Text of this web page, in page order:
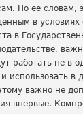
По её словам,
в условиях
в
работать не в
использовать в
важно не
впервые.